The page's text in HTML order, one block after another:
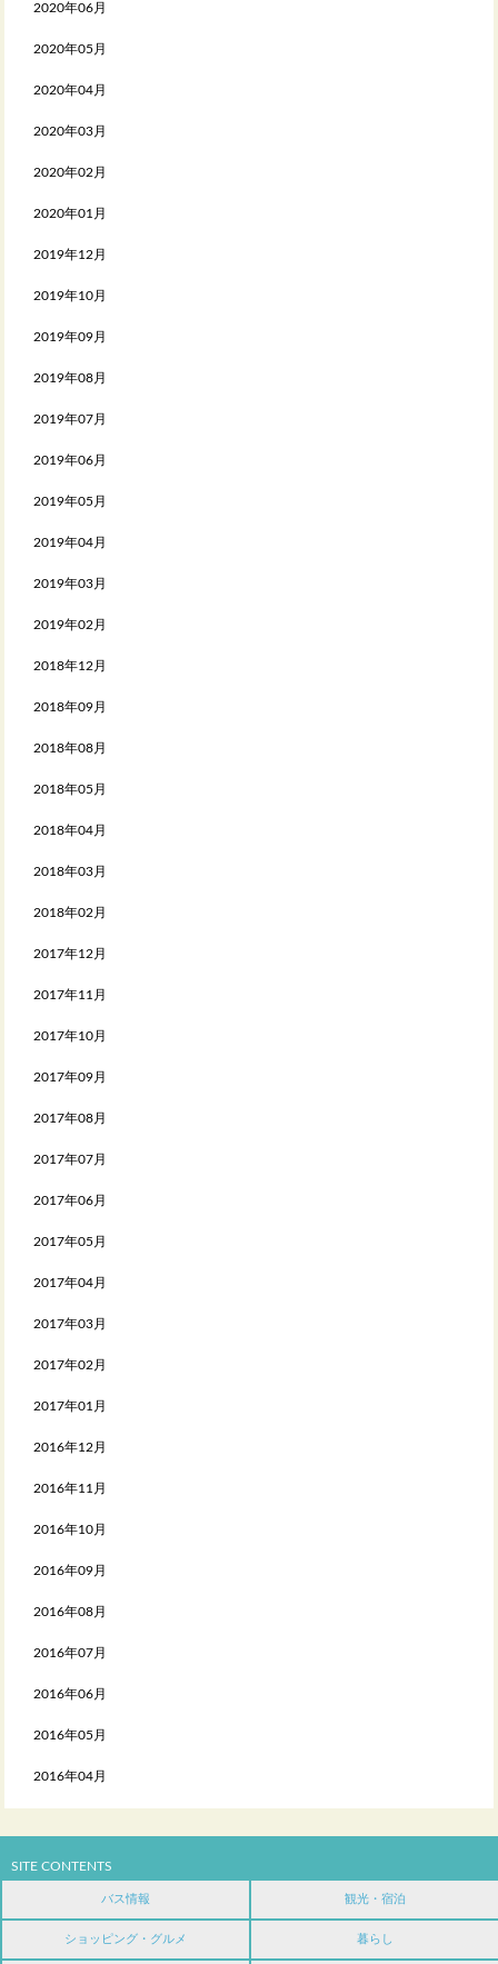
2020年06月
2020年05月
2020年04月
2020年03月
2020年02月
2020年01月
2019年12月
2019年10月
2019年09月
2019年08月
2019年07月
2019年06月
2019年05月
2019年04月
2019年03月
2019年02月
2018年12月
2018年09月
2018年08月
2018年05月
2018年04月
2018年03月
2018年02月
2017年12月
2017年11月
2017年10月
2017年09月
2017年08月
2017年07月
2017年06月
2017年05月
2017年04月
2017年03月
2017年02月
2017年01月
2016年12月
2016年11月
2016年10月
2016年09月
2016年08月
2016年07月
2016年06月
2016年05月
2016年04月
SITE CONTENTS
バス情報 観光・宿泊
ショッピング・グルメ 暮らし